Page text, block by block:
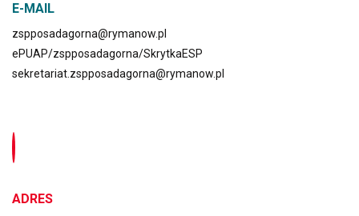
E-MAIL
zspposadagorna@rymanow.pl
ePUAP/zspposadagorna/SkrytkaESP
sekretariat.zspposadagorna@rymanow.pl
ADRES